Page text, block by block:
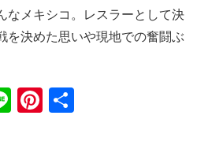
なメキシコ。レスラーとして決
を決めた思いや現地での奮闘ぶ
Li
Pi